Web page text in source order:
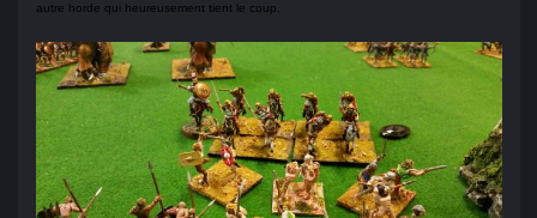
autre horde qui heureusement tient le coup.